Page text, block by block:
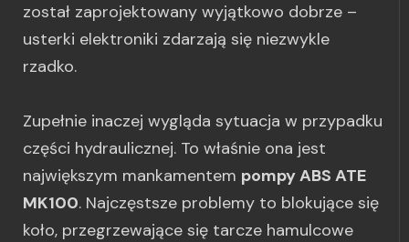
został zaprojektowany wyjątkowo dobrze –
usterki elektroniki zdarzają się niezwykle
rzadko.
Zupełnie inaczej wygląda sytuacja w przypadku
części hydraulicznej. To właśnie ona jest
największym mankamentem pompy ABS ATE
MK100. Najczęstsze problemy to blokujące się
koło, przegrzewające się tarcze hamulcowe